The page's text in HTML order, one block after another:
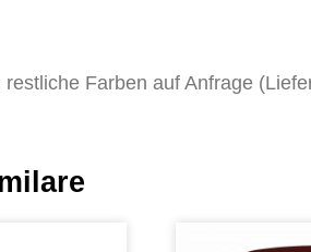
Farben auf Anfrage